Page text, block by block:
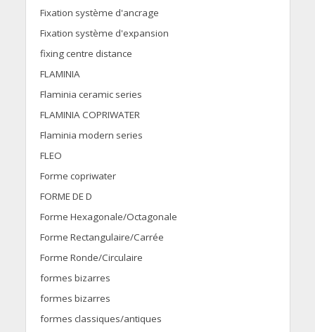
Fixation système d'ancrage
Fixation système d'expansion
fixing centre distance
FLAMINIA
Flaminia ceramic series
FLAMINIA COPRIWATER
Flaminia modern series
FLEO
Forme copriwater
FORME DE D
Forme Hexagonale/Octagonale
Forme Rectangulaire/Carrée
Forme Ronde/Circulaire
formes bizarres
formes bizarres
formes classiques/antiques